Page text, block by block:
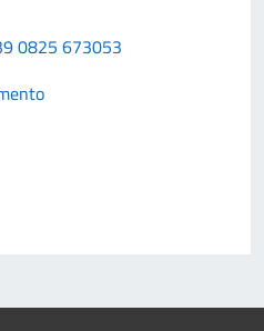
0825 673053